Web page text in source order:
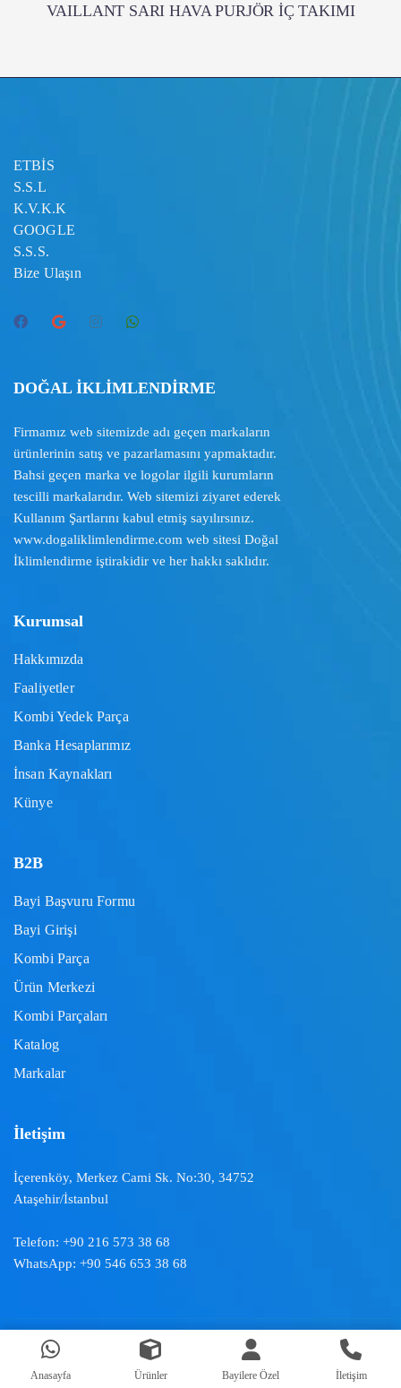
VAILLANT SARI HAVA PURJÖR İÇ TAKIMI
ETBİS
S.S.L
K.V.K.K
GOOGLE
S.S.S.
Bize Ulaşın
DOĞAL İKLİMLENDİRME
Firmamız web sitemizde adı geçen markaların
ürünlerinin satış ve pazarlamasını yapmaktadır.
Bahsi geçen marka ve logolar ilgili kurumların
tescilli markalarıdır. Web sitemizi ziyaret ederek
Kullanım Şartlarını kabul etmiş sayılırsınız.
www.dogaliklimlendirme.com web sitesi Doğal
İklimlendirme iştirakidir ve her hakkı saklıdır.
Kurumsal
Hakkımızda
Faaliyetler
Kombi Yedek Parça
Banka Hesaplarımız
İnsan Kaynakları
Künye
B2B
Bayi Başvuru Formu
Bayi Girişi
Kombi Parça
Ürün Merkezi
Kombi Parçaları
Katalog
Markalar
İletişim
İçerenköy, Merkez Cami Sk. No:30, 34752
Ataşehir/İstanbul
Telefon: +90 216 573 38 68
WhatsApp: +90 546 653 38 68
Doğal İklimlendirme ™ | 2024
Anasayfa Ürünler Bayilere Özel İletişim